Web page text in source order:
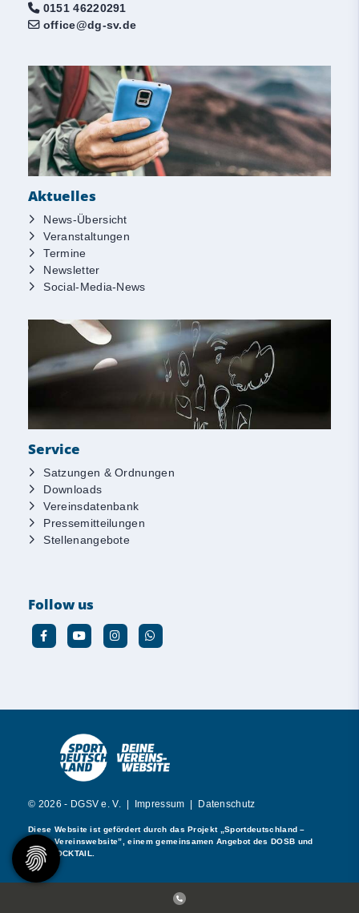
0151 46220291
office@dg-sv.de
Aktuelles
News-Übersicht
Veranstaltungen
Termine
Newsletter
Social-Media-News
Service
Satzungen & Ordnungen
Downloads
Vereinsdatenbank
Pressemitteilungen
Stellenangebote
Follow us
© 2026 - DGSV e. V. | Impressum Datenschutz
Diese Website ist gefördert durch das Projekt „Sportdeutschland –
Deine Vereinswebsite”, einem gemeinsamen Angebot des DOSB und
NETZCOCKTAIL.